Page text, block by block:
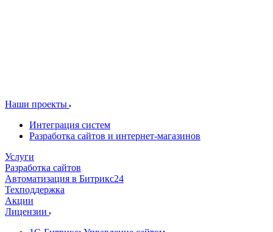
Наши проекты
Интеграция систем
Разработка сайтов и интернет-магазинов
Услуги
Разработка сайтов
Автоматизация в Битрикс24
Техподдержка
Акции
Лицензии